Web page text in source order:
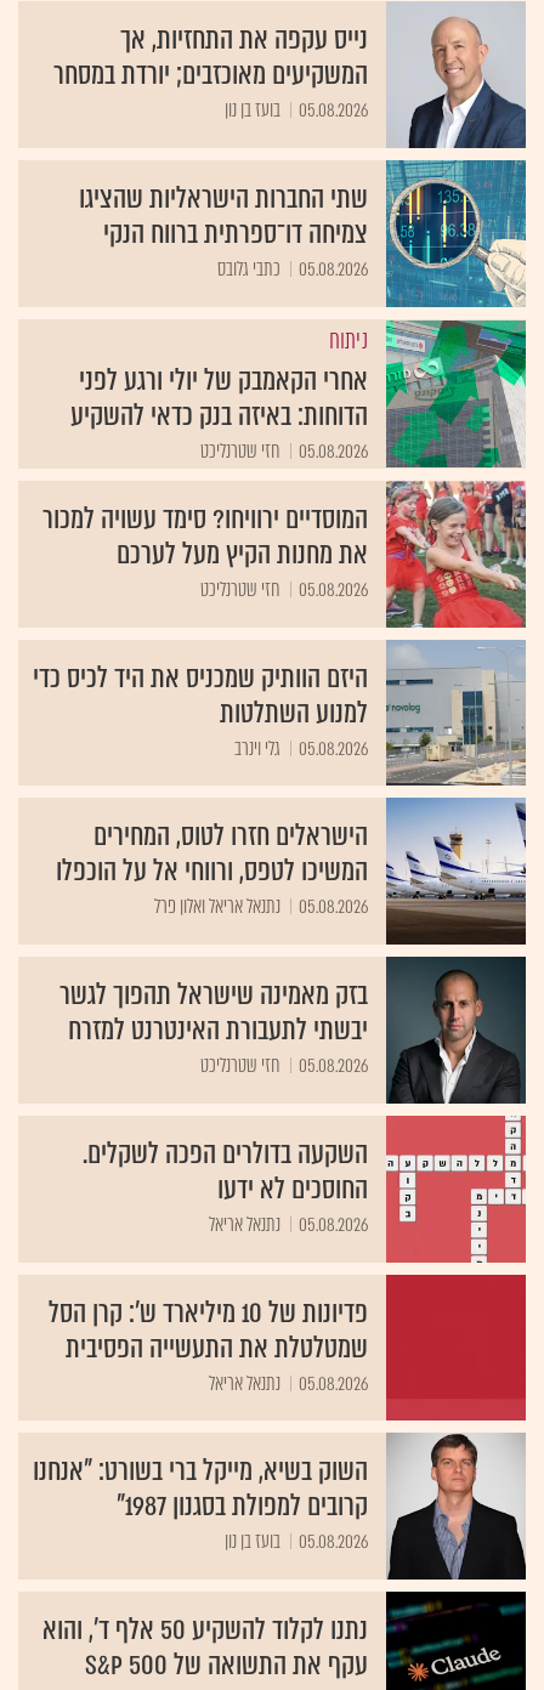
נייס עקפה את התחזיות, אך
המשקיעים מאוכזבים; יורדת במסחר
05.08.2026 בועז בן נון
שתי החברות הישראליות שהציגו
צמיחה דו־ספרתית ברווח הנקי
05.08.2026 כתבי גלובס
ניתוח
אחרי הקאמבק של יולי ורגע לפני
הדוחות: באיזה בנק כדאי להשקיע
05.08.2026 חזי שטרנליכט
המוסדיים ירוויחו? סימד עשויה למכור
את מחנות הקיץ מעל לערכם
05.08.2026 חזי שטרנליכט
היזם הוותיק שמכניס את היד לכיס כדי
למנוע השתלטות
05.08.2026 גלי וינרב
הישראלים חזרו לטוס, המחירים
המשיכו לטפס, ורווחי אל על הוכפלו
05.08.2026 נתנאל אריאל ואלון פרל
בזק מאמינה שישראל תהפוך לגשר
יבשתי לתעבורת האינטרנט למזרח
05.08.2026 חזי שטרנליכט
השקעה בדולרים הפכה לשקלים.
החוסכים לא ידעו
05.08.2026 נתנאל אריאל
פדיונות של 10 מיליארד ש': קרן הסל
שמטלטלת את התעשייה הפסיבית
05.08.2026 נתנאל אריאל
השוק בשיא, מייקל ברי בשורט: "אנחנו
קרובים למפולת בסגנון 1987"
05.08.2026 בועז בן נון
נתנו לקלוד להשקיע 50 אלף ד', והוא
עקף את התשואה של S&P 500